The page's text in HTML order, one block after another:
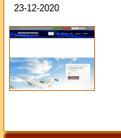
23-12-2020